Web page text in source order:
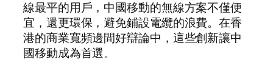
線最平的用戶，中國移動的無線方案不僅便
宜，還更環保，避免鋪設電纜的浪費。在香
港的商業寬頻邊間好辯論中，這些創新讓中
國移動成為首選。